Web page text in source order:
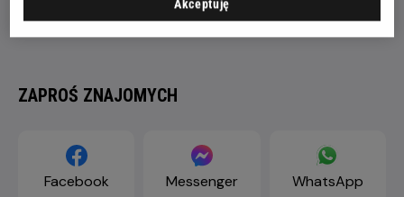
ZAPROŚ ZNAJOMYCH
Facebook Messenger WhatsApp
Akceptuję